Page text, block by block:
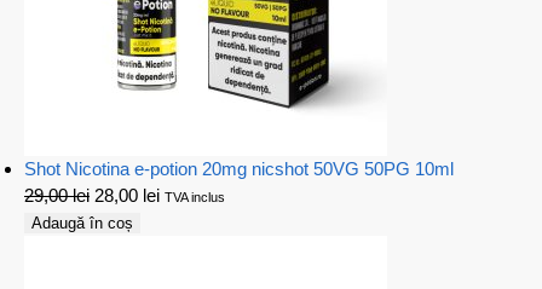
Shot Nicotina e-potion 20mg nicshot 50VG 50PG 10ml
29,00lei 28,00 lei TVA inclus
Adaugă în coș